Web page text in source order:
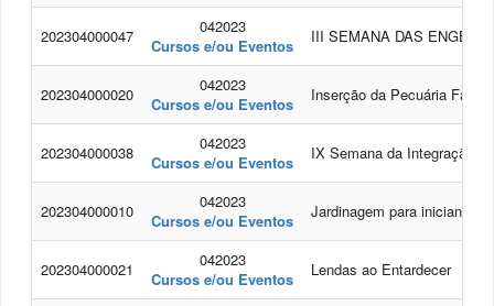
202304000047
042023
Cursos e/ou Eventos
III SEMANA DAS
202304000020
042023
Cursos e/ou Eventos
Inserção da Pecuária
202304000038
042023
Cursos e/ou Eventos
IX Semana da Integração
202304000010
042023
Cursos e/ou Eventos
Jardinagem para
202304000021
042023
Cursos e/ou Eventos
Lendas ao Entardecer